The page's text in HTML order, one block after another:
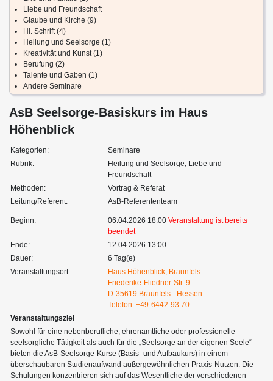
Liebe und Freundschaft
Glaube und Kirche (9)
Hl. Schrift (4)
Heilung und Seelsorge (1)
Kreativität und Kunst (1)
Berufung (2)
Talente und Gaben (1)
Andere Seminare
AsB Seelsorge-Basiskurs im Haus
Höhenblick
Kategorien:
Seminare
Rubrik:
Heilung und Seelsorge, Liebe und
Freundschaft
Methoden:
Vortrag & Referat
Leitung/Referent:
AsB-Referententeam
Beginn: 06.04.2026 18:00 Veranstaltung ist bereits
beendet
Ende:
12.04.2026 13:00
Dauer:
6 Tag(e)
Veranstaltungsort:
Haus Höhenblick, Braunfels
Friederike-Fliedner-Str. 9
D-35619 Braunfels - Hessen
Telefon: +49-6442-93 70
Veranstaltungsziel
Sowohl für eine nebenberufliche, ehrenamtliche oder professionelle
seelsorgliche Tätigkeit als auch für die „Seelsorge an der eigenen Seele“
bieten die AsB-Seelsorge-Kurse (Basis- und Aufbaukurs) in einem
überschaubaren Studienaufwand außergewöhnlichen Praxis-Nutzen. Die
Schulungen konzentrieren sich auf das Wesentliche der verschiedenen